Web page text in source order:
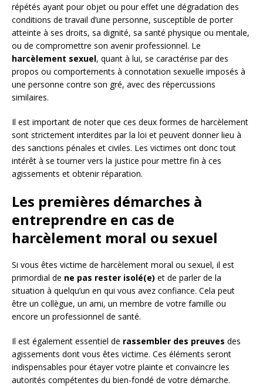
répétés ayant pour objet ou pour effet une dégradation des
conditions de travail d’une personne, susceptible de porter
atteinte à ses droits, sa dignité, sa santé physique ou mentale,
ou de compromettre son avenir professionnel. Le
harcèlement sexuel, quant à lui, se caractérise par des
propos ou comportements à connotation sexuelle imposés à
une personne contre son gré, avec des répercussions
similaires.
Il est important de noter que ces deux formes de harcèlement
sont strictement interdites par la loi et peuvent donner lieu à
des sanctions pénales et civiles. Les victimes ont donc tout
intérêt à se tourner vers la justice pour mettre fin à ces
agissements et obtenir réparation.
Les premières démarches à
entreprendre en cas de
harcèlement moral ou sexuel
Si vous êtes victime de harcèlement moral ou sexuel, il est
primordial de ne pas rester isolé(e) et de parler de la
situation à quelqu’un en qui vous avez confiance. Cela peut
être un collègue, un ami, un membre de votre famille ou
encore un professionnel de santé.
Il est également essentiel de rassembler des preuves des
agissements dont vous êtes victime. Ces éléments seront
indispensables pour étayer votre plainte et convaincre les
autorités compétentes du bien-fondé de votre démarche.